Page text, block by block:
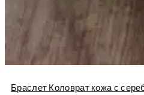
Браслет Коловрат кожа с